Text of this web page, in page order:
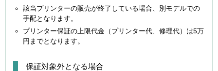
該当プリンターの販売が終了している場合、別モデルでの
手配となります。
プリンター保証の上限代金（プリンター代、修理代）は5万
円までとなります。
保証対象外となる場合